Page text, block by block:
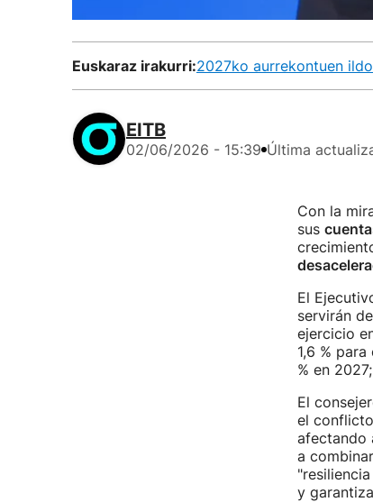
Euskaraz irakurri:2027ko aurrekontuen
EITB
02/06/2026 - 15:39 Última
Con la
sus
El
servirán
ejercicio
1,6 %
% en
El
el
afectando
a
y